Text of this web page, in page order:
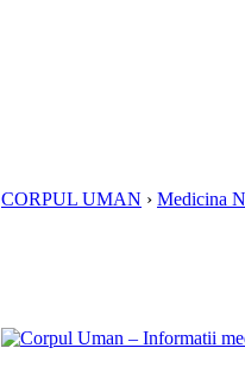
CORPUL UMAN › Medicina